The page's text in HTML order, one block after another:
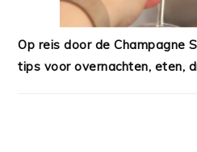
Op reis door de Champagne
tips voor overnachten, eten,